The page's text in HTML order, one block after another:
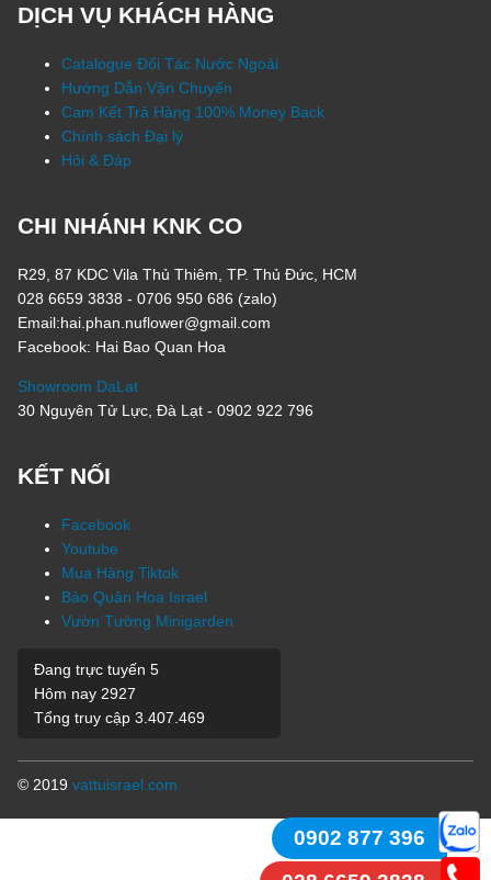
DỊCH VỤ KHÁCH HÀNG
Catalogue Đối Tác Nước Ngoài
Hướng Dẫn Vận Chuyển
Cam Kết Trả Hàng 100% Money Back
Chính sách Đại lý
Hỏi & Đáp
CHI NHÁNH KNK CO
R29, 87 KDC Vila Thủ Thiêm, TP. Thủ Đức, HCM
028 6659 3838 - 0706 950 686 (zalo)
Email:hai.phan.nuflower@gmail.com
Facebook: Hai Bao Quan Hoa
Showroom DaLat
30 Nguyên Tử Lực, Đà Lạt - 0902 922 796
KẾT NỐI
Facebook
Youtube
Mua Hàng Tiktok
Bảo Quản Hoa Israel
Vườn Tường Minigarden
Đang trực tuyến 5
Hôm nay 2927
Tổng truy cập 3.407.469
© 2019 vattuisrael.com
0902 877 396